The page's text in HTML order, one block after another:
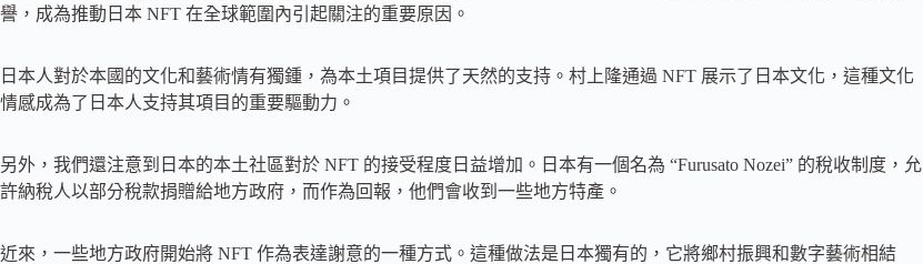
譽，成為推動日本 NFT 在全球範圍內引起關注的重要原因。
日本人對於本國的文化和藝術情有獨鍾，為本土項目提供了天然的支持。村上隆通過 NFT 展示了日本文化，這種文化
情感成為了日本人支持其項目的重要驅動力。
另外，我們還注意到日本的本土社區對於 NFT 的接受程度日益增加。日本有一個名為 “Furusato Nozei” 的稅收制度，允
許納稅人以部分稅款捐贈給地方政府，而作為回報，他們會收到一些地方特產。
近來，一些地方政府開始將 NFT 作為表達謝意的一種方式。這種做法是日本獨有的，它將鄉村振興和數字藝術相結